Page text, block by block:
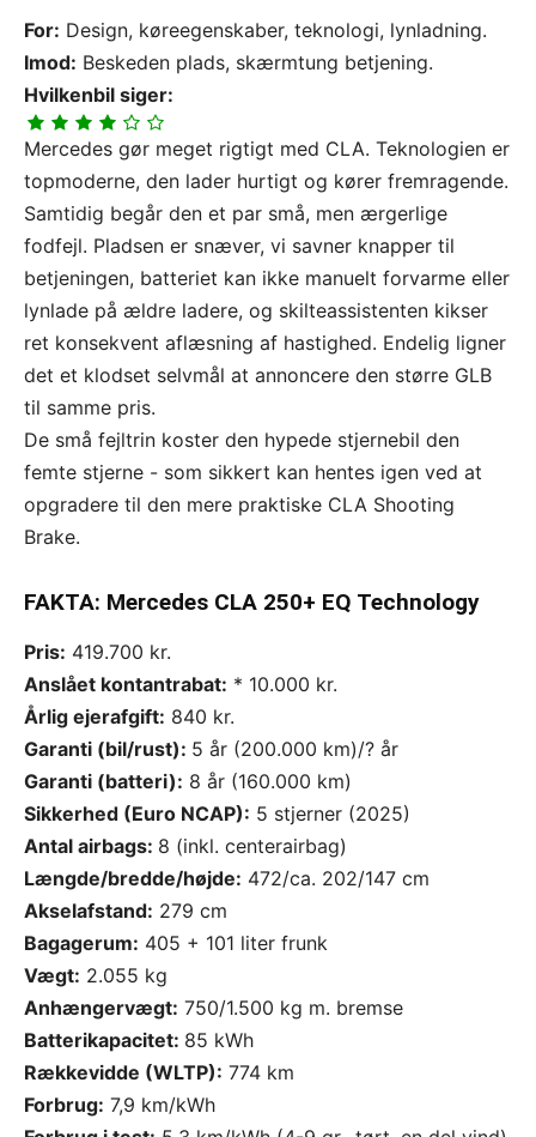
For: Design, køreegenskaber, teknologi, lynladning.
Imod: Beskeden plads, skærmtung betjening.
Hvilkenbil siger:
Mercedes gør meget rigtigt med CLA. Teknologien er
topmoderne, den lader hurtigt og kører fremragende.
Samtidig begår den et par små, men ærgerlige
fodfejl. Pladsen er snæver, vi savner knapper til
betjeningen, batteriet kan ikke manuelt forvarme eller
lynlade på ældre ladere, og skilteassistenten kikser
ret konsekvent aflæsning af hastighed. Endelig ligner
det et klodset selvmål at annoncere den større GLB
til samme pris.
De små fejltrin koster den hypede stjernebil den
femte stjerne - som sikkert kan hentes igen ved at
opgradere til den mere praktiske CLA Shooting
Brake.
FAKTA: Mercedes CLA 250+ EQ Technology
Pris: 419.700 kr.
Anslået kontantrabat: * 10.000 kr.
Årlig ejerafgift: 840 kr.
Garanti (bil/rust): 5 år (200.000 km)/? år
Garanti (batteri): 8 år (160.000 km)
Sikkerhed (Euro NCAP): 5 stjerner (2025)
Antal airbags: 8 (inkl. centerairbag)
Længde/bredde/højde: 472/ca. 202/147 cm
Akselafstand: 279 cm
Bagagerum: 405 + 101 liter frunk
Vægt: 2.055 kg
Anhængervægt: 750/1.500 kg m. bremse
Batterikapacitet: 85 kWh
Rækkevidde (WLTP): 774 km
Forbrug: 7,9 km/kWh